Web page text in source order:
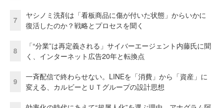
7
ヤシノミ洗剤は「看板商品に傷が付いた状態」からいかに
復活したのか？戦略とプロセスを聞く
8
「“分業”は再定義される」サイバーエージェント内藤氏に聞
く、インターネット広告20年と転換点
9
一斉配信で終わらせない。LINEを「消費」から「資産」に
変える、カルビーとＵＴグループの設計思想